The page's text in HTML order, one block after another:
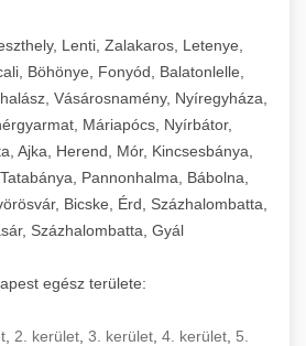
Lenti, Zalakaros, Letenye,
Böhönye, Fonyód, Balatonlelle,
Vásárosnamény, Nyíregyháza,
Máriapócs, Nyírbátor,
Ajka, Herend, Mór, Kincsesbánya,
Pannonhalma, Bábolna,
Bicske, Érd, Százhalombatta,
Százhalombatta, Gyál
egész területe:
2. kerület 3. kerület 4. kerület 5.